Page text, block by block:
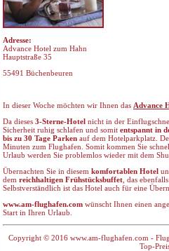
Adresse:
Advance Hotel zum Hahn
Hauptstraße 35
55491 Büchenbeuren
In dieser Woche möchten wir Ihnen das Advance
Da dieses 3-Sterne-Hotel nicht in der
Sicherheit ruhig schlafen und somit entspannt in
bis zu 30 Tage Parken auf dem Hotelparkplatz.
Minuten zum Flughafen. Somit kommen Sie
Urlaub werden Sie problemlos wieder mit dem
Übernachten Sie in diesem komfortablen Hotel
dem reichhaltigen Frühstücksbuffet , das
Selbstverständlich ist das Hotel auch für eine
www.am-flughafen.com wünscht Ihnen einen
Start in Ihren Urlaub.
Copyright © 2016 www.am-flughafen.com -
Top-